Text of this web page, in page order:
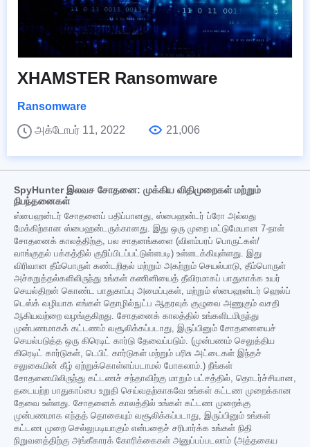
XHAMSTER Ransomware
Ransomware
அக்டோபர் 11, 2022
21,006
SpyHunter இலவச சோதனை: முக்கிய விதிமுறைகள் மற்றும்
நிபந்தனைகள்
ஸ்பைஹன்டர் சோதனைப் பதிப்பானது, ஸ்பைஹன்டர் ப்ரோ அல்லது
மேக்கிற்கான ஸ்பைஹன்டருக்கானது. இது ஒரு முறை மட்டுமேயான 7-நாள்
சோதனைக் காலத்திற்கு, பல சாதனங்களை (விளம்பரப் பொருட்கள்/
வாங்குதல் பக்கத்தில் குறிப்பிடப்பட்டுள்ளபடி) உள்ளடக்கியுள்ளது. இது
விரிவான தீம்பொருள் கண்டறிதல் மற்றும் அகற்றும் செயல்பாடு, தீம்பொருள்
அச்சுறுத்தல்களிலிருந்து உங்கள் கணினியைத் தீவிரமாகப் பாதுகாக்க உயர்
செயல்திறன் கொண்ட பாதுகாப்பு அமைப்புகள், மற்றும் ஸ்பைஹன்டர் ஹெல்ப்
டெஸ்க் வழியாக எங்கள் தொழில்நுட்ப ஆதரவுக் குழுவை அணுகும் வசதி
ஆகியவற்றை வழங்குகிறது. சோதனைக் காலத்தில் உங்களிடமிருந்து
முன்பணமாகக் கட்டணம் வசூலிக்கப்படாது, இருப்பினும் சோதனையைச்
செயல்படுத்த ஒரு கிரெடிட் கார்டு தேவைப்படும். (முன்பணம் செலுத்திய
கிரெடிட் கார்டுகள், டெபிட் கார்டுகள் மற்றும் பரிசு அட்டைகள் இந்தச்
சலுகையின் கீழ் ஏற்றுக்கொள்ளப்படாமல் போகலாம்.) நீங்கள்
சோதனையிலிருந்து கட்டணச் சந்தாவிற்கு மாறும் பட்சத்தில், தொடர்ச்சியான,
தடையற்ற பாதுகாப்பை உறுதி செய்வதற்காகவே உங்கள் கட்டண முறைக்கான
தேவை உள்ளது. சோதனைக் காலத்தில் உங்கள் கட்டண முறைக்கு
முன்பணமாக எந்தத் தொகையும் வசூலிக்கப்படாது, இருப்பினும் உங்கள்
கட்டண முறை செல்லுபடியாகும் என்பதைச் சரிபார்க்க உங்கள் நிதி
நிறுவனத்திற்கு அங்கீகாரக் கோரிக்கைகள் அனுப்பப்படலாம் (அத்தகைய